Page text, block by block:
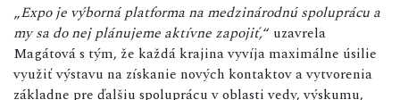
„Expo je výborná platforma na medzinárodnú spoluprácu a
my sa do nej plánujeme aktívne zapojiť,“ uzavrela
Magátová s tým, že každá krajina vyvíja maximálne úsilie
využiť výstavu na získanie nových kontaktov a vytvorenia
základne pre ďalšiu spoluprácu v oblasti vedy, výskumu,